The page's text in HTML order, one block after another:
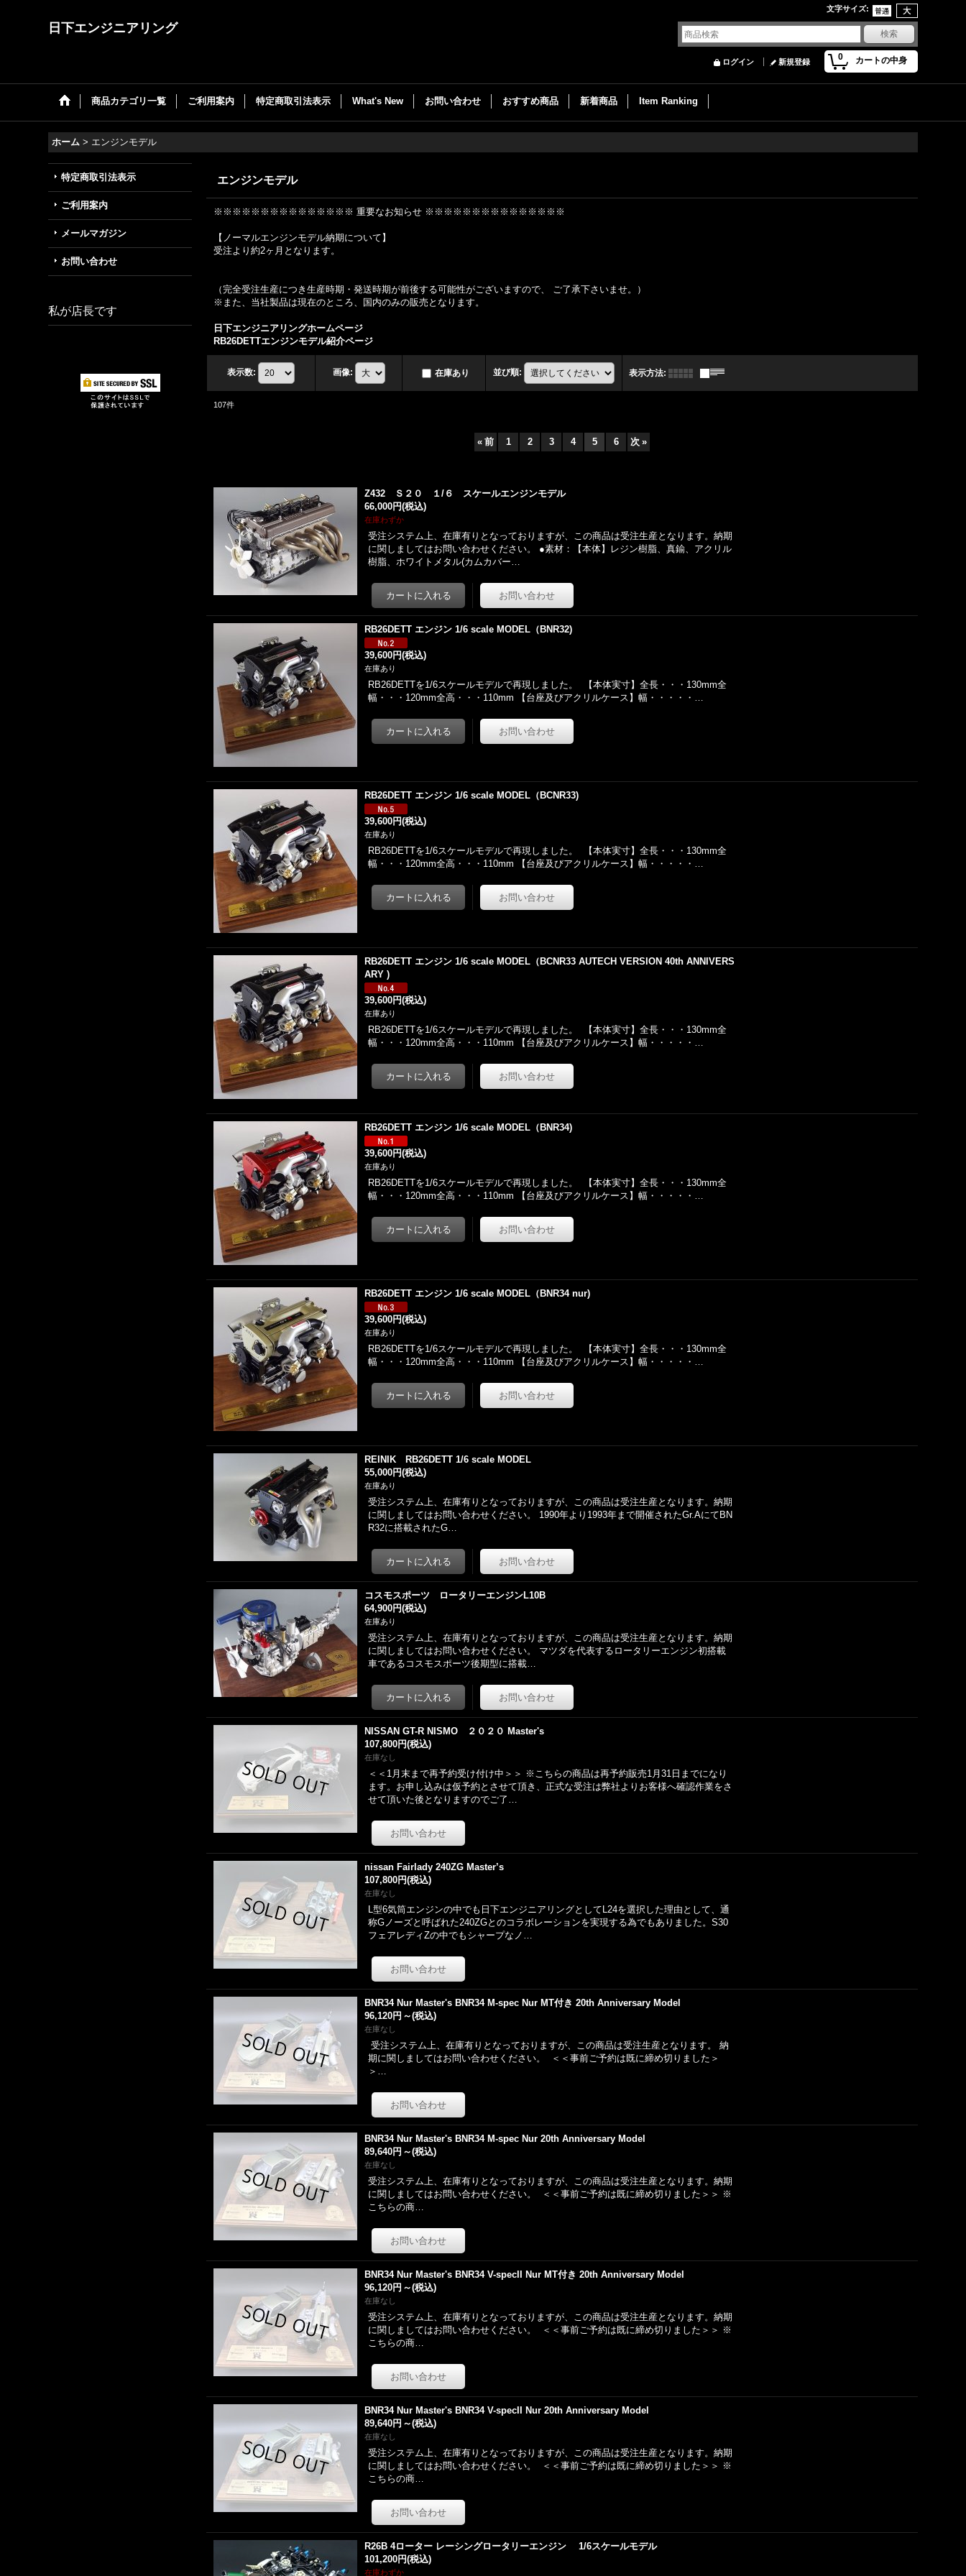
文字サイズ:
日下エンジニアリング
0 カートの中身
ログイン 新規登録
商品カテゴリ一覧 ご利用案内 特定商取引法表示 What's New お問い合わせ おすすめ商品 新着商品 Item Ranking
ホーム > エンジンモデル
特定商取引法表示
ご利用案内
メールマガジン
お問い合わせ
私が店長です
エンジンモデル
※※※※※※※※※※※※※※※ 重要なお知らせ ※※※※※※※※※※※※※※※
【ノーマルエンジンモデル納期について】
受注より約2ヶ月となります。
（完全受注生産につき生産時期・発送時期が前後する可能性がございますので、 ご了承下さいませ。）
※また、当社製品は現在のところ、国内のみの販売となります。
日下エンジニアリングホームページ
RB26DETTエンジンモデル紹介ページ
表示数: 画像: 在庫あり 並び順: 表示方法:
107件
« 前 1 2 3 4 5 6 次 »
Z432 Ｓ２０ １/６ スケールエンジンモデル
66,000円(税込)
在庫わずか
受注システム上、在庫有りとなっておりますが、この商品は受注生産となります。納期
に関しましてはお問い合わせください。 ●素材：【本体】レジン樹脂、真鍮、アクリル
樹脂、ホワイトメタル(カムカバー…
RB26DETT エンジン 1/6 scale MODEL（BNR32)
39,600円(税込)
在庫あり
RB26DETTを1/6スケールモデルで再現しました。 【本体実寸】全長・・・130mm全
幅・・・120mm全高・・・110mm 【台座及びアクリルケース】幅・・・・・…
RB26DETT エンジン 1/6 scale MODEL（BCNR33)
39,600円(税込)
在庫あり
RB26DETTを1/6スケールモデルで再現しました。 【本体実寸】全長・・・130mm全
幅・・・120mm全高・・・110mm 【台座及びアクリルケース】幅・・・・・…
RB26DETT エンジン 1/6 scale MODEL（BCNR33 AUTECH VERSION 40th ANNIVERS
ARY )
39,600円(税込)
在庫あり
RB26DETTを1/6スケールモデルで再現しました。 【本体実寸】全長・・・130mm全
幅・・・120mm全高・・・110mm 【台座及びアクリルケース】幅・・・・・…
RB26DETT エンジン 1/6 scale MODEL（BNR34)
39,600円(税込)
在庫あり
RB26DETTを1/6スケールモデルで再現しました。 【本体実寸】全長・・・130mm全
幅・・・120mm全高・・・110mm 【台座及びアクリルケース】幅・・・・・…
RB26DETT エンジン 1/6 scale MODEL（BNR34 nur)
39,600円(税込)
在庫あり
RB26DETTを1/6スケールモデルで再現しました。 【本体実寸】全長・・・130mm全
幅・・・120mm全高・・・110mm 【台座及びアクリルケース】幅・・・・・…
REINIK RB26DETT 1/6 scale MODEL
55,000円(税込)
在庫あり
受注システム上、在庫有りとなっておりますが、この商品は受注生産となります。納期
に関しましてはお問い合わせください。 1990年より1993年まで開催されたGr.AにてBN
R32に搭載されたG…
コスモスポーツ ロータリーエンジンL10B
64,900円(税込)
在庫あり
受注システム上、在庫有りとなっておりますが、この商品は受注生産となります。納期
に関しましてはお問い合わせください。 マツダを代表するロータリーエンジン初搭載
車であるコスモスポーツ後期型に搭載…
NISSAN GT-R NISMO ２０２０ Master's
107,800円(税込)
在庫なし
＜＜1月末まで再予約受け付け中＞＞ ※こちらの商品は再予約販売1月31日までになり
ます。お申し込みは仮予約とさせて頂き、正式な受注は弊社よりお客様へ確認作業をさ
せて頂いた後となりますのでご了…
nissan Fairlady 240ZG Master’s
107,800円(税込)
在庫なし
L型6気筒エンジンの中でも日下エンジニアリングとしてL24を選択した理由として、通
称Gノーズと呼ばれた240ZGとのコラボレーションを実現する為でもありました。S30
フェアレディZの中でもシャープなノ…
BNR34 Nur Master's BNR34 M-spec Nur MT付き 20th Anniversary Model
96,120円 ～(税込)
在庫なし
受注システム上、在庫有りとなっておりますが、この商品は受注生産となります。 納
期に関しましてはお問い合わせください。 ＜＜事前ご予約は既に締め切りました＞
＞…
BNR34 Nur Master's BNR34 M-spec Nur 20th Anniversary Model
89,640円 ～(税込)
在庫なし
受注システム上、在庫有りとなっておりますが、この商品は受注生産となります。納期
に関しましてはお問い合わせください。 ＜＜事前ご予約は既に締め切りました＞＞ ※
こちらの商…
BNR34 Nur Master's BNR34 V-specII Nur MT付き 20th Anniversary Model
96,120円 ～(税込)
在庫なし
受注システム上、在庫有りとなっておりますが、この商品は受注生産となります。納期
に関しましてはお問い合わせください。 ＜＜事前ご予約は既に締め切りました＞＞ ※
こちらの商…
BNR34 Nur Master's BNR34 V-specII Nur 20th Anniversary Model
89,640円 ～(税込)
在庫なし
受注システム上、在庫有りとなっておりますが、この商品は受注生産となります。納期
に関しましてはお問い合わせください。 ＜＜事前ご予約は既に締め切りました＞＞ ※
こちらの商…
R26B 4ローター レーシングロータリーエンジン 1/6スケールモデル
101,200円(税込)
在庫わずか